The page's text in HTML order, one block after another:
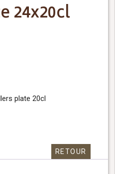
24x20cl
plate 20cl
RETOUR